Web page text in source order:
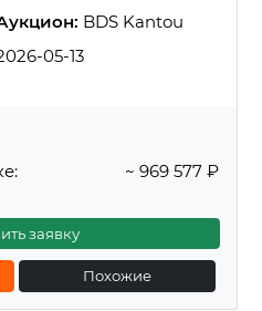
BDS Kantou
05-13
~ 969 577 ₽
заявку
Похожие